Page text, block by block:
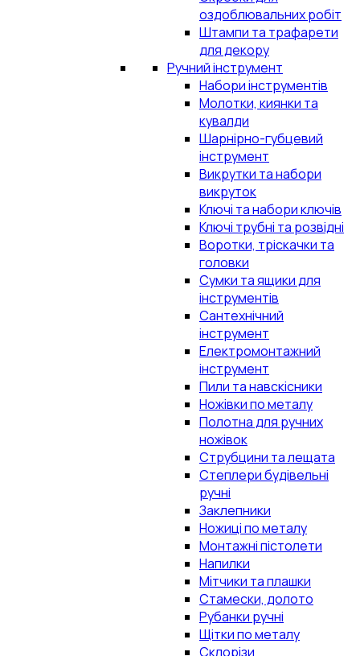
оздоблювальних робіт
Штампи та трафарети
для декору
Ручний інструмент
Набори інструментів
Молотки, киянки та
кувалди
Шарнірно-губцевий
інструмент
Викрутки та набори
викруток
Ключі та набори ключів
Ключі трубні та розвідні
Воротки, тріскачки та
головки
Сумки та ящики для
інструментів
Сантехнічний
інструмент
Електромонтажний
інструмент
Пили та навскісники
Ножівки по металу
Полотна для ручних
ножівок
Струбцини та лещата
Степлери будівельні
ручні
Заклепники
Ножиці по металу
Монтажні пістолети
Напилки
Мітчики та плашки
Стамески, долото
Рубанки ручні
Щітки по металу
Склорізи